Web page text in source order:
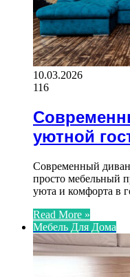
10.03.2026
116
уютной
Современный
просто мебельный
уюта и комфорта в
Read More »
Мебель Для Дома